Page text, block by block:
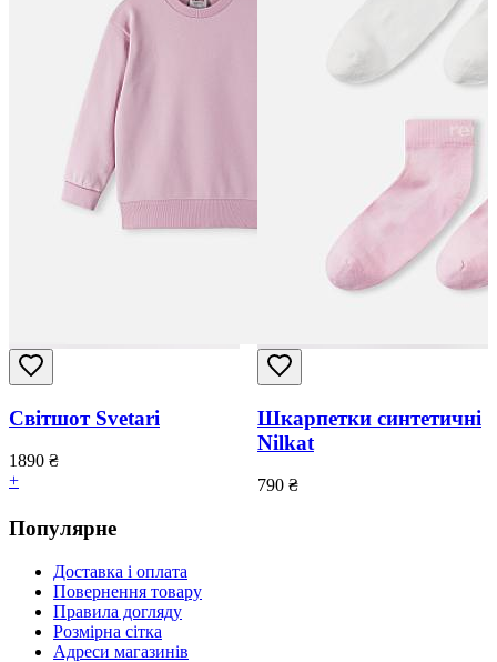
Світшот Svetari
1890 ₴
+
Шкарпетки синтетичні
Nilkat
790 ₴
Популярне
Доставка і оплата
Повернення товару
Правила догляду
Розмірна сітка
Адреси магазинів